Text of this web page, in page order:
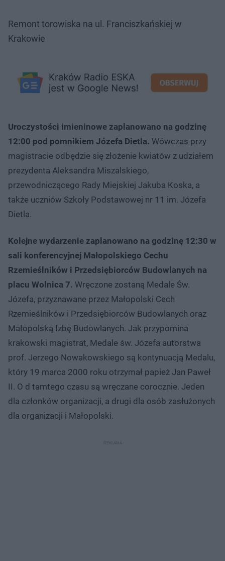
Remont torowiska na ul. Franciszkańskiej w
Krakowie
Uroczystości imieninowe zaplanowano na godzinę
12:00 pod pomnikiem Józefa Dietla. Wówczas przy
magistracie odbędzie się złożenie kwiatów z udziałem
prezydenta Aleksandra Miszalskiego,
przewodniczącego Rady Miejskiej Jakuba Koska, a
także uczniów Szkoły Podstawowej nr 11 im. Józefa
Dietla.
Kolejne wydarzenie zaplanowano na godzinę 12:30 w
sali konferencyjnej Małopolskiego Cechu
Rzemieślników i Przedsiębiorców Budowlanych na
placu Wolnica 7. Wręczone zostaną Medale Św.
Józefa, przyznawane przez Małopolski Cech
Rzemieślników i Przedsiębiorców Budowlanych oraz
Małopolską Izbę Budowlanych. Jak przypomina
krakowski magistrat, Medale św. Józefa autorstwa
prof. Jerzego Nowakowskiego są kontynuacją Medalu,
który 19 marca 2000 roku otrzymał papież Jan Paweł
II. O d tamtego czasu są wręczane corocznie. Jeden
dla członków organizacji, a drugi dla osób zasłużonych
dla organizacji i Małopolski.